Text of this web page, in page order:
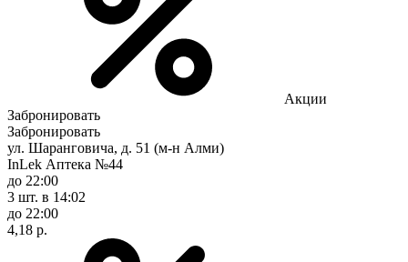
Акции
Забронировать
Забронировать
ул. Шаранговича, д. 51 (м-н Алми)
InLek Аптека №44
до 22:00
3 шт. в 14:02
до 22:00
4,18 р.